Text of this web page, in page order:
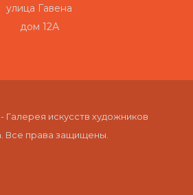
улица Гавена
дом 12А
Галерея искусств художников
Все права защищены.